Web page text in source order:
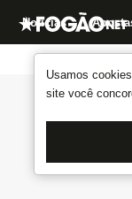
Usamos
site você
Notícias